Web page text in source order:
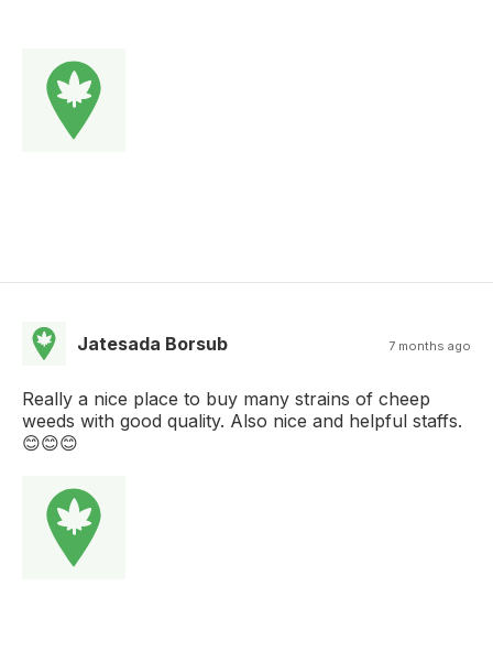
Jatesada Borsub 7 months ago
Really a nice place to buy many strains of cheep
weeds with good quality. Also nice and helpful staffs.
😊😊😊